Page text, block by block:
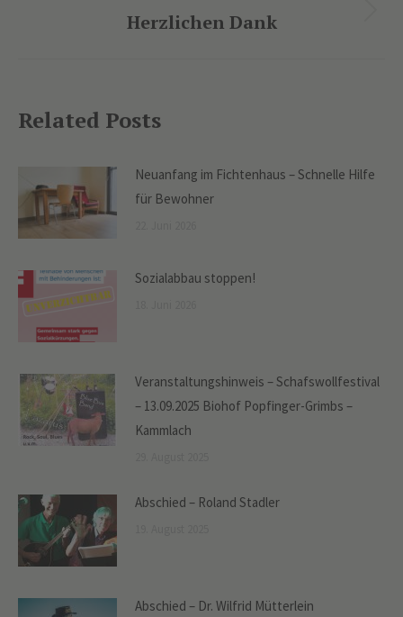
Nächster
Herzlichen Dank
Related Posts
Neuanfang im Fichtenhaus – Schnelle Hilfe
für Bewohner
Sozialabbau stoppen!
Veranstaltungshinweis – Schafswollfestival
– 13.09.2025 Biohof Popfinger-Grimbs –
Kammlach
Abschied – Roland Stadler
Abschied – Dr. Wilfrid Mütterlein